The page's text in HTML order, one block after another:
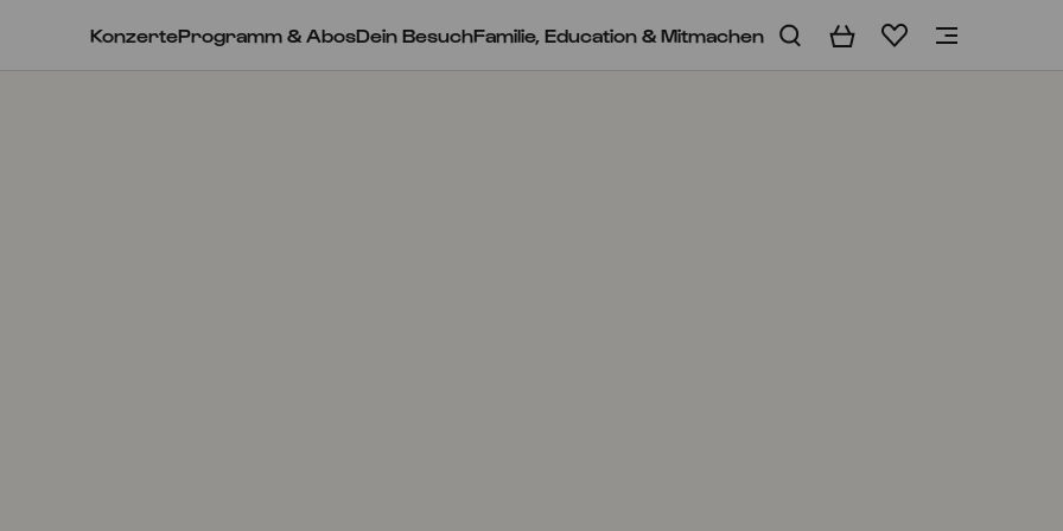
KonzerteProgramm & AbosDein BesuchFamilie, Education & Mitmachen WarenkorbMerkliste